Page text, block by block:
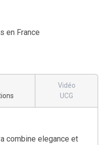
en France
Vidéo
UCG
combine elegance et